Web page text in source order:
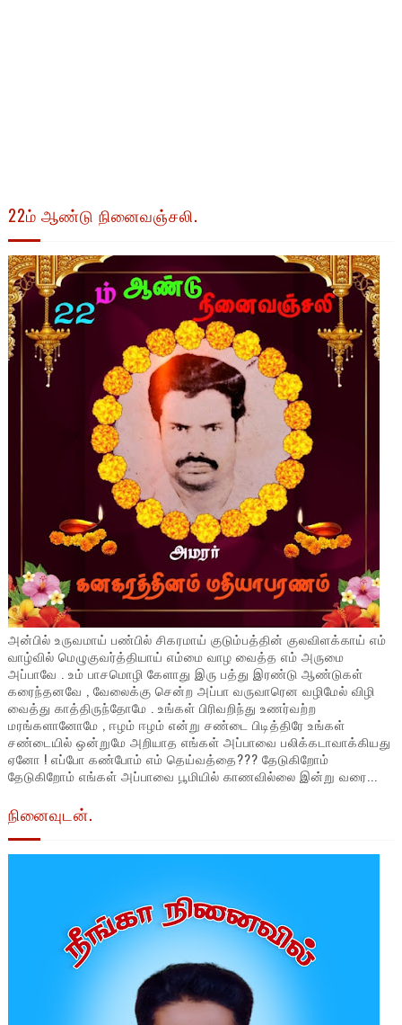
22ம் ஆண்டு நினைவஞ்சலி.
அன்பில் உருவமாய் பண்பில் சிகரமாய் குடும்பத்தின் குலவிளக்காய் எம்
வாழ்வில் மெழுகுவர்த்தியாய் எம்மை வாழ வைத்த எம் அருமை
அப்பாவே . உம் பாசமொழி கேளாது இரு பத்து இரண்டு ஆண்டுகள்
கரைந்தனவே , வேலைக்கு சென்ற அப்பா வருவாரென வழிமேல் விழி
வைத்து காத்திருந்தோமே . உங்கள் பிரிவறிந்து உணர்வற்ற
மரங்களானோமே , ஈழம் ஈழம் என்று சண்டை பிடித்திரே உங்கள்
சண்டையில் ஒன்றுமே அறியாத எங்கள் அப்பாவை பலிக்கடாவாக்கியது
ஏனோ ! எப்போ கண்போம் எம் தெய்வத்தை??? தேடுகிறோம்
தேடுகிறோம் எங்கள் அப்பாவை பூமியில் காணவில்லை இன்று வரை...
நினைவுடன்.